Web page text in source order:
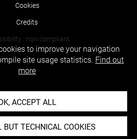
Cookies
Credits
: non compliant
to improve your navigation
site usage statistics. Find out
more
ACCEPT ALL
BUT TECHNICAL COOKIES